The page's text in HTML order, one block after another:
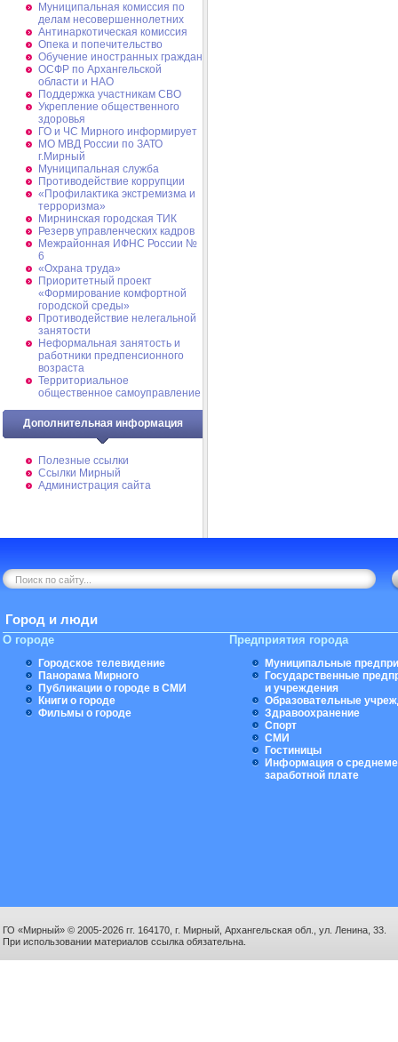
Муниципальная комиссия по
делам несовершеннолетних
Антинаркотическая комиссия
Опека и попечительство
Обучение иностранных граждан
ОСФР по Архангельской
области и НАО
Поддержка участникам СВО
Укрепление общественного
здоровья
ГО и ЧС Мирного информирует
МО МВД России по ЗАТО
г.Мирный
Муниципальная cлужба
Противодействие коррупции
«Профилактика экстремизма и
терроризма»
Мирнинская городская ТИК
Резерв управленческих кадров
Межрайонная ИФНС России №
6
«Охрана труда»
Приоритетный проект
«Формирование комфортной
городской среды»
Противодействие нелегальной
занятости
Неформальная занятость и
работники предпенсионного
возраста
Территориальное
общественное самоуправление
Дополнительная информация
Полезные ссылки
Ссылки Мирный
Администрация сайта
Город и люди
О городе
Городское телевидение
Панорама Мирного
Публикации о городе в СМИ
Книги о городе
Фильмы о городе
Предприятия города
Муниципальные
Государственные
и учреждения
Образовательные
Здравоохранение
Спорт
СМИ
Гостиницы
Информация о
заработной плате
ГО «Мирный» © 2005-2026 гг. 164170, г. Мирный, Архангельская обл., ул. Ленина, 33.
При использовании материалов ссылка обязательна.